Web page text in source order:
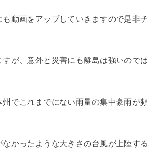
動画をアップしていきますので是非
が、意外と災害にも離島は強いので
でこれまでにない雨量の集中豪雨が
かったような大きさの台風が上陸す